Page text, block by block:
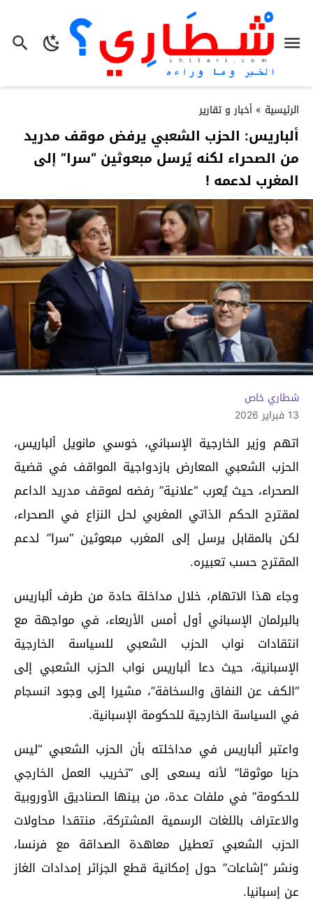
الرئيسية » أخبار و تقارير
ألباريس: الحزب الشعبي يرفض موقف مدريد
من الصحراء لكنه يُرسل مبعوثين “سرا” إلى
المغرب لدعمه !
شطاري خاص
13 فبراير 2026
اتهم وزير الخارجية الإسباني، خوسي مانويل ألباريس،
الحزب الشعبي المعارض بازدواجية المواقف في قضية
الصحراء، حيث يُعرب “علانية” رفضه لموقف مدريد الداعم
لمقترح الحكم الذاتي المغربي لحل النزاع في الصحراء،
لكن بالمقابل يرسل إلى المغرب مبعوثين “سرا” لدعم
المقترح حسب تعبيره.
وجاء هذا الاتهام، خلال مداخلة حادة من طرف ألباريس
بالبرلمان الإسباني أول أمس الأربعاء، في مواجهة مع
انتقادات نواب الحزب الشعبي للسياسة الخارجية
الإسبانية، حيث دعا ألباريس نواب الحزب الشعبي إلى
“الكف عن النفاق والسخافة”، مشيرا إلى وجود انسجام
في السياسة الخارجية للحكومة الإسبانية.
واعتبر ألباريس في مداخلته بأن الحزب الشعبي “ليس
حزبا موثوقا” لأنه يسعى إلى “تخريب العمل الخارجي
للحكومة” في ملفات عدة، من بينها الصناديق الأوروبية
والاعتراف باللغات الرسمية المشتركة، منتقدا محاولات
الحزب الشعبي تعطيل معاهدة الصداقة مع فرنسا،
ونشر “إشاعات” حول إمكانية قطع الجزائر إمدادات الغاز
عن إسبانيا.